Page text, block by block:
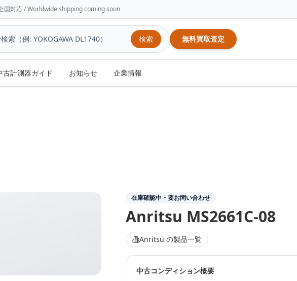
国対応 / Worldwide shipping coming soon
検索 無料買取査定
古計測器ガイド お知らせ 企業情報
在庫確認中・要お問い合わせ
Anritsu MS2661C-08
Anritsu の製品一覧
中古コンディション概要